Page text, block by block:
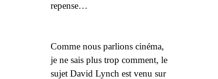
repense…
Comme nous parlions cinéma,
je ne sais plus trop comment, le
sujet David Lynch est venu sur